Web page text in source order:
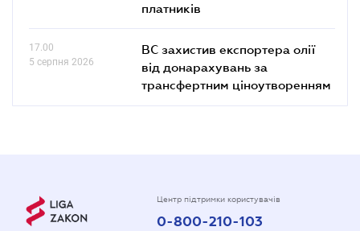
платників
17.00
5 серпня 2026
ВС захистив експортера олії
від донарахувань за
трансфертним ціноутворенням
Центр підтримки користувачів
0-800-210-103